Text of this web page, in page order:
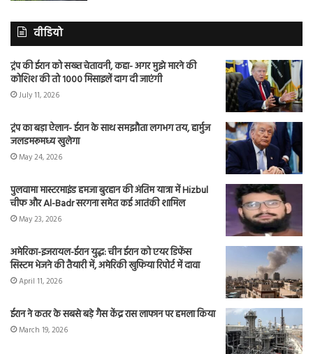
वीडियो
ट्रंप की ईरान को सख्त चेतावनी, कहा- अगर मुझे मारने की
कोशिश की तो 1000 मिसाइलें दाग दी जाएंगी
July 11, 2026
ट्रंप का बड़ा ऐलान- ईरान के साथ समझौता लगभग तय, हार्मुज
जलडमरूमध्य खुलेगा
May 24, 2026
पुलवामा मास्टरमाइंड हमजा बुरहान की अंतिम यात्रा में Hizbul
चीफ और Al-Badr सरगना समेत कई आतंकी शामिल
May 23, 2026
अमेरिका-इजरायल-ईरान युद्ध: चीन ईरान को एयर डिफेंस
सिस्टम भेजने की तैयारी में, अमेरिकी खुफिया रिपोर्ट में दावा
April 11, 2026
ईरान ने कतर के सबसे बड़े गैस केंद्र रास लाफान पर हमला किया
March 19, 2026